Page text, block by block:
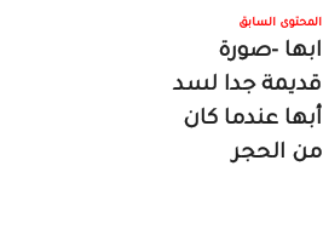
المحتوى السابق
ابها -صورة
قديمة جدا لسد
أبها عندما كان
من الحجر